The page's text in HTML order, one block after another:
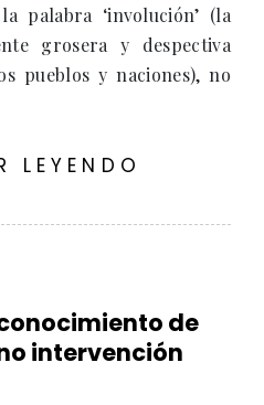
palabra ‘involución’ (la
grosera y despectiva
pueblos y naciones), no
LEYENDO
de
intervención